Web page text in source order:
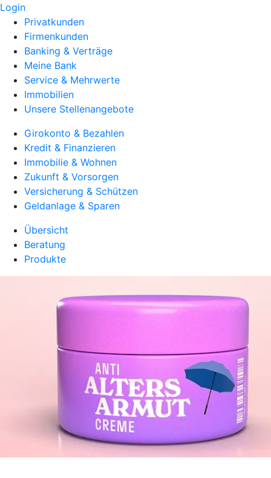
Login
Privatkunden
Firmenkunden
Banking & Verträge
Meine Bank
Service & Mehrwerte
Immobilien
Unsere Stellenangebote
Girokonto & Bezahlen
Kredit & Finanzieren
Immobilie & Wohnen
Zukunft & Vorsorgen
Versicherung & Schützen
Geldanlage & Sparen
Übersicht
Beratung
Produkte